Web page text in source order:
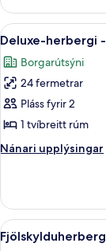
herbergi
með
tvíbreiðu
Skoða
allar
myndir
fyrir
Deluxe-
herbergi
-
1
rúm
10
Deluxe-herbergi
Borgarútsýni
24 fermetrar
Pláss fyrir 2
1 tvíbreitt rúm
Nánari upplýsingar
Nánari
herbergi
1
tvíbreitt
Skoða
allar
6